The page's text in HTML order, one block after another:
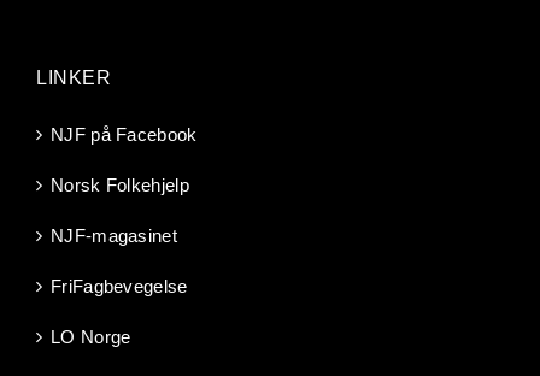
LINKER
NJF på Facebook
Norsk Folkehjelp
NJF-magasinet
FriFagbevegelse
LO Norge